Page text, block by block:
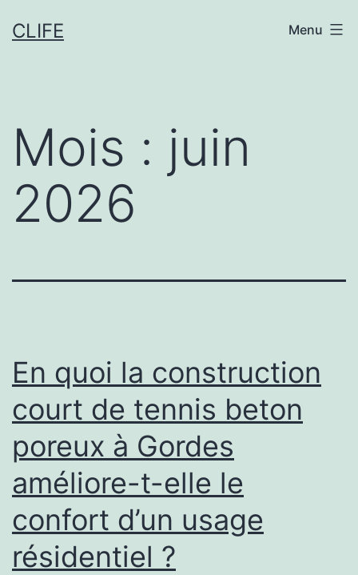
auCLIFE Menu
Mois : juin
2026
En quoi la construction
court de tennis beton
poreux à Gordes
améliore-t-elle le
confort d’un usage
résidentiel ?